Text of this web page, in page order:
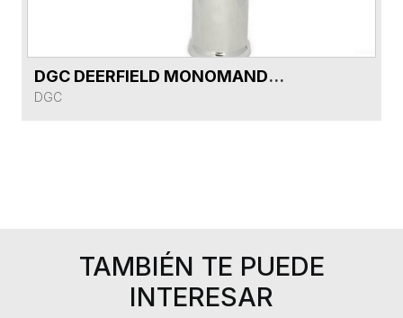
VER FICHA DEL PRODUCTO DGC DEERFIELD MONOMANDO LAVAMANO DG515412P-CR BAJO 40mm Z8228
DGC
TAMBIÉN TE PUEDE
INTERESAR